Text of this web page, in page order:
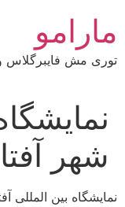
محتوا
مارامو
توری مش فایبرگلاس
شهر
نمایشگاه بین المللی